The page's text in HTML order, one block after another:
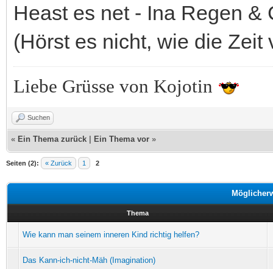
Heast es net - Ina Regen &
(Hörst es nicht, wie die Zeit
Liebe Grüsse von Kojotin
Suchen
« Ein Thema zurück Ein Thema vor »
Seiten (2): « Zurück 1 2
Thema
Wie kann man seinem inneren Kind richtig helfen?
Das Kann-ich-nicht-Mäh (Imagination)